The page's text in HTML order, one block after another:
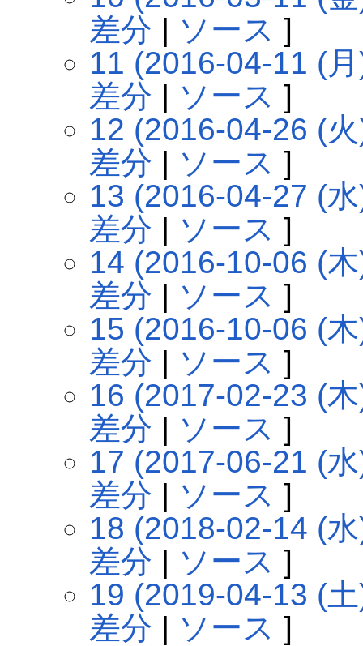
差分 | ソース ]
11 (2016-04-11 (
差分 | ソース ]
12 (2016-04-26 (
差分 | ソース ]
13 (2016-04-27 (
差分 | ソース ]
14 (2016-10-06 (
差分 | ソース ]
15 (2016-10-06 (
差分 | ソース ]
16 (2017-02-23 (
差分 | ソース ]
17 (2017-06-21 (
差分 | ソース ]
18 (2018-02-14 (
差分 | ソース ]
19 (2019-04-13 (
差分 | ソース ]